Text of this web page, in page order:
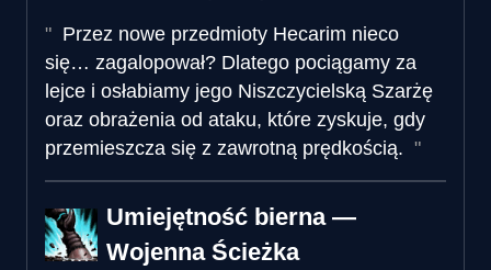
Przez nowe przedmioty Hecarim nieco
się… zagalopował? Dlatego pociągamy za
lejce i osłabiamy jego Niszczycielską Szarżę
oraz obrażenia od ataku, które zyskuje, gdy
przemieszcza się z zawrotną prędkością.
Umiejętność bierna —
Wojenna Ścieżka